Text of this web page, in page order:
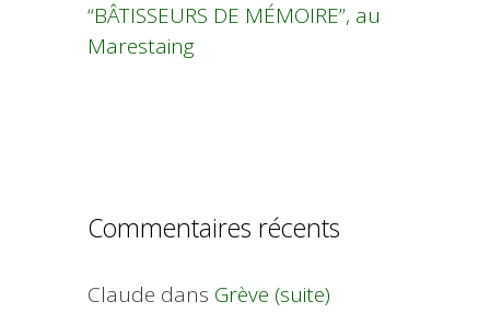
“BÂTISSEURS DE MÉMOIRE”, au
Marestaing
Commentaires récents
Claude dans Grève (suite)